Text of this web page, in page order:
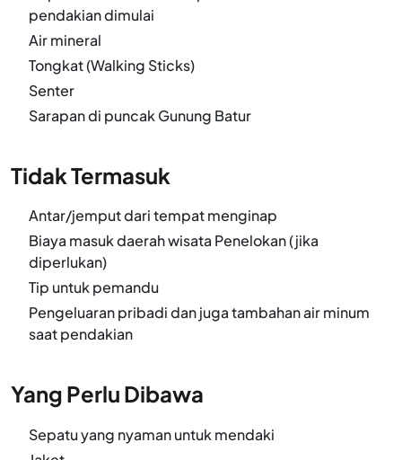
pendakian dimulai
Air mineral
Tongkat (Walking Sticks)
Senter
Sarapan di puncak Gunung Batur
Tidak Termasuk
Antar/jemput dari tempat menginap
Biaya masuk daerah wisata Penelokan (jika
diperlukan)
Tip untuk pemandu
Pengeluaran pribadi dan juga tambahan air minum
saat pendakian
Yang Perlu Dibawa
Sepatu yang nyaman untuk mendaki